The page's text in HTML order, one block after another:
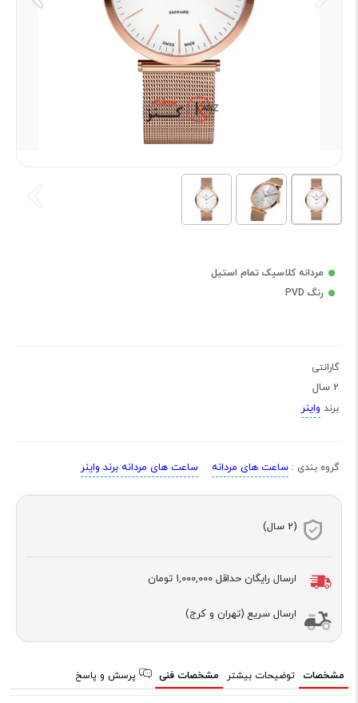
مردانه کلاسیک تمام استیل
رنگ PVD
گارانتی
2 سال
برند واینر
گروه بندی : ساعت های مردانه ساعت های مردانه برند واینر
(2 سال)
ارسال رایگان حداقل 1,000,000 تومان
ارسال سریع (تهران و کرج)
مشخصات توضیحات بیشتر مشخصات فنی پرسش و پاسخ